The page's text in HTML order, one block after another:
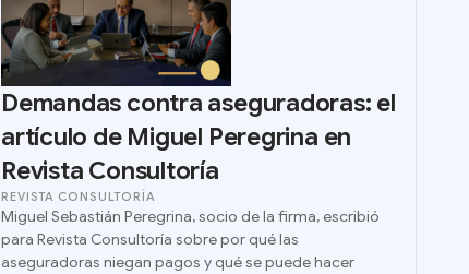
Demandas contra aseguradoras: el
artículo de Miguel Peregrina en
Revista Consultoría
REVISTA CONSULTORÍA
Miguel Sebastián Peregrina, socio de la firma, escribió
para Revista Consultoría sobre por qué las
aseguradoras niegan pagos y qué se puede hacer